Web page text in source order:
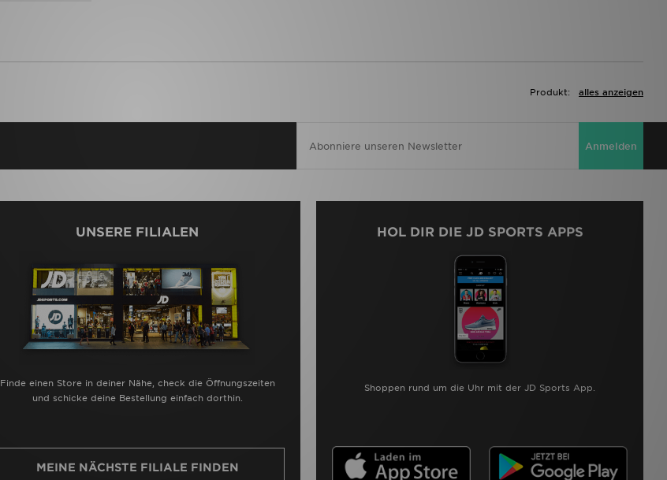
alles anzeigen
Produkt:
Anmelden
UNSERE FILIALEN
Finde einen Store in deiner Nähe, check die Öffnungszeiten
und schicke deine Bestellung einfach dorthin.
MEINE NÄCHSTE FILIALE FINDEN
HOL DIR DIE JD SPORTS APPS
Shoppen rund um die Uhr mit der JD Sports App.